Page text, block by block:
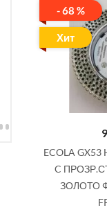
ECOLA GX53 H4
ПРОЗ.И
ЗЕРК/ХРОМ
- 68 %
Хит
ECOLA
C
ЗОЛОТО